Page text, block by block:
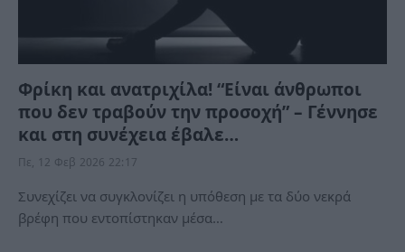
Φρίκη και ανατριχίλα! “Είναι άνθρωποι
που δεν τραβούν την προσοχή” – Γέννησε
και στη συνέχεια έβαλε…
Πε, 12 Φεβ 2026 22:17
Συνεχίζει να συγκλονίζει η υπόθεση με τα δύο νεκρά
βρέφη που εντοπίστηκαν μέσα…